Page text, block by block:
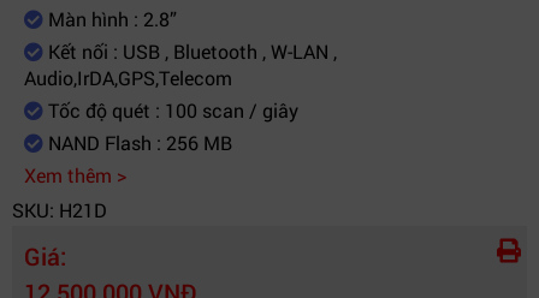
Màn hình : 2.8”
Kết nối : USB , Bluetooth , W-LAN ,
Audio,IrDA,GPS,Telecom
Tốc độ quét : 100 scan / giây
NAND Flash : 256 MB
Xem thêm >
SKU: H21D
Giá: